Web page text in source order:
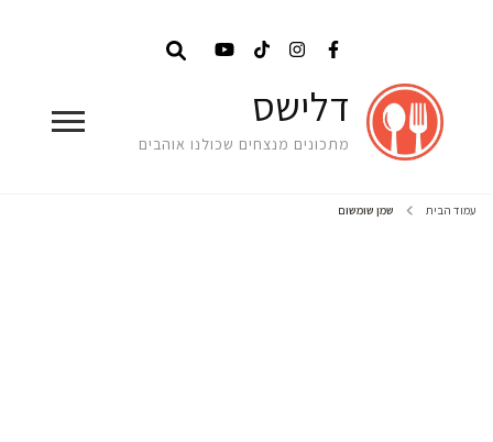
דלישס
מתכונים מנצחים שכולנו אוהבים
עמוד הבית שמן שומשום